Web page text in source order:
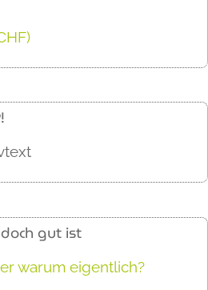
gut ist
warum eigentlich?